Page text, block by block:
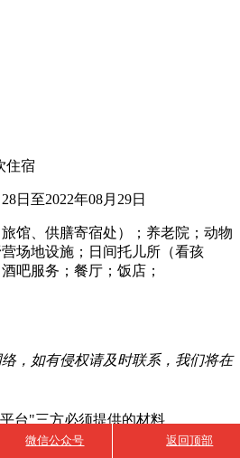
微信公众号 返回顶部
住宿
日至2022年08月29日
馆、供膳寄宿处）；养老院；动物
场地设施；日间托儿所（看孩
吧服务；餐厅；饭店；
，如有侵权请及时联系，我们将在
台"三方必须提供的材料
转让方提供